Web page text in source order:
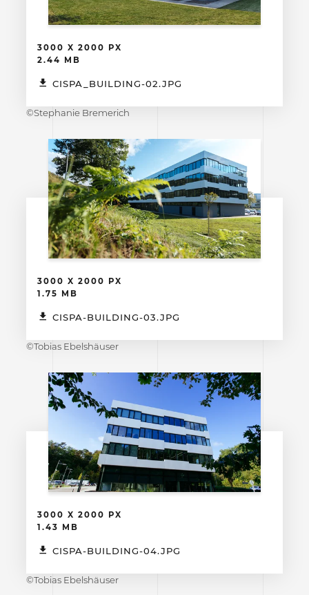
3000 X 2000 PX
2.44 MB
CISPA_BUILDING-02.JPG
©Stephanie Bremerich
3000 X 2000 PX
1.75 MB
CISPA-BUILDING-03.JPG
©Tobias Ebelshäuser
3000 X 2000 PX
1.43 MB
CISPA-BUILDING-04.JPG
©Tobias Ebelshäuser